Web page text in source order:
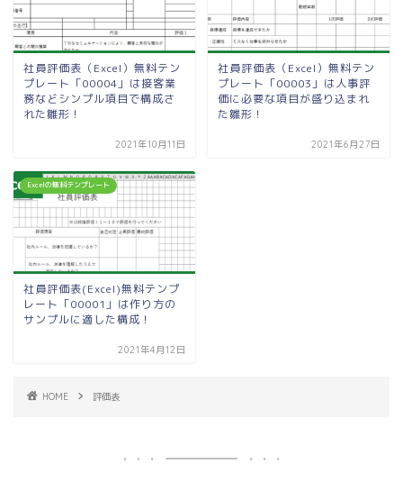
社員評価表（Excel）無料テン
プレート「00004」は接客業
務などシンプル項目で構成さ
れた雛形！
2021年10月11日
社員評価表（Excel）無料テン
プレート「00003」は人事評
価に必要な項目が盛り込まれ
た雛形！
2021年6月27日
Excelの無料テンプレート
社員評価表(Excel)無料テンプ
レート「00001」は作り方の
サンプルに適した構成！
2021年4月12日
HOME 評価表